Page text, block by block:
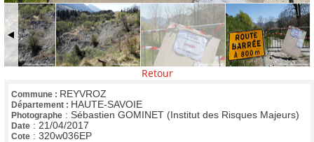
Retour
Commune : REYVROZ
Département : HAUTE-SAVOIE
Photographe : Sébastien GOMINET (Institut des Risques Majeurs)
Date : 21/04/2017
Cote : 320w036EP